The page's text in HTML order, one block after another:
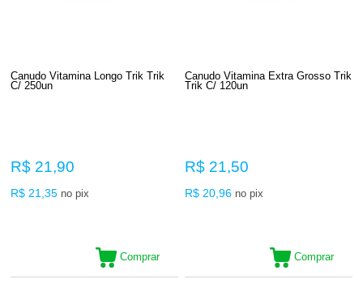
Canudo Vitamina Longo Trik Trik
C/ 250un
R$ 21,90
R$ 21,35 no pix
Comprar
Canudo Vitamina Extra Grosso Trik
Trik C/ 120un
R$ 21,50
R$ 20,96 no pix
Comprar